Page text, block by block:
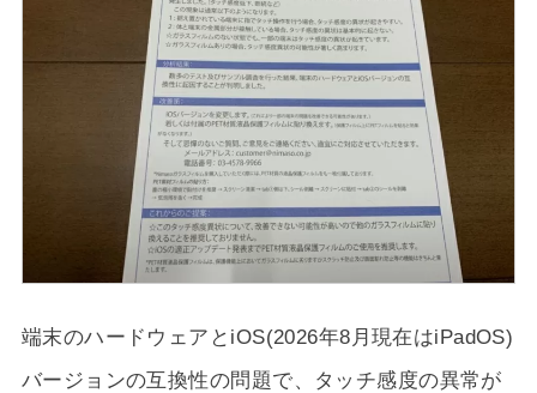
端末のハードウェアとiOS(2026年8月現在はiPadOS)
バージョンの互換性の問題で、タッチ感度の異常が